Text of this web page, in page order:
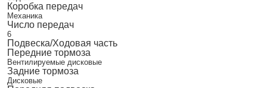
Коробка передач
Механика
Число передач
6
Подвеска/Ходовая часть
Передние тормоза
Вентилируемые дисковые
Задние тормоза
Дисковые